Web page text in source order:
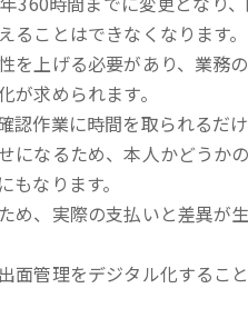
ことはできなくなります。
を上げる必要があり、業務
求められます。
認作業に時間を取られるだ
になるため、本人かどうか
なります。
め、実際の支払いと差異が
面管理をデジタル化するこ